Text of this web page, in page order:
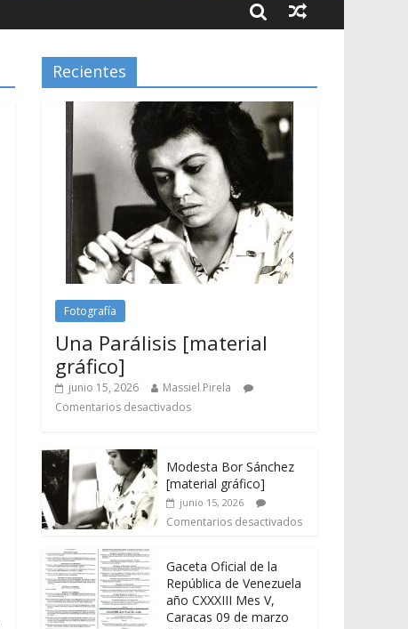
Recientes
Fotografía
Una Parálisis [material
gráfico]
junio 15, 2026
Massiel Pirela
Comentarios desactivados
Modesta Bor Sánchez
[material gráfico]
junio 15, 2026
Comentarios desactivados
Gaceta Oficial de la
República de Venezuela
año CXXXIII Mes V,
Caracas 09 de marzo